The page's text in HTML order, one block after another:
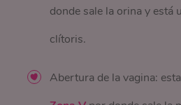
donde sale la orina y está
clítoris.
Abertura de la vagina: